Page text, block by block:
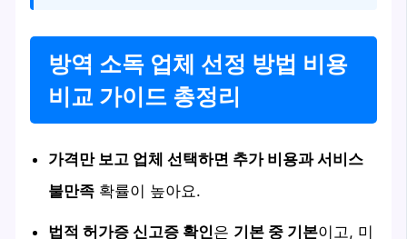
방역 소독 업체 선정 방법 비용
비교 가이드 총정리
가격만 보고 업체 선택하면 추가 비용과 서비스
불만족 확률이 높아요.
법적 허가증 신고증 확인은 기본 중 기본이고, 미